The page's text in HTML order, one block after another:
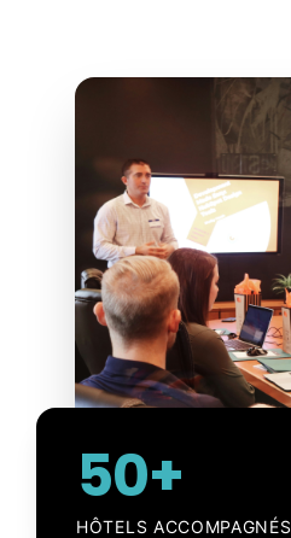
50+
HÔTELS ACCOMPAGNÉS